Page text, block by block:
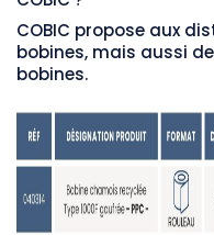
COBIC propose aux
bobines, mais aussi
bobines.